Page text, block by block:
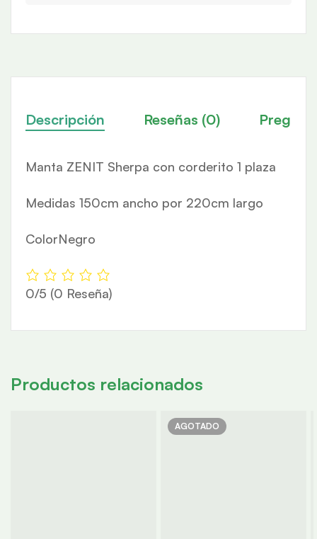
Descripción Reseñas (0)
Manta ZENIT Sherpa con corderito 1 plaza
Medidas 150cm ancho por 220cm largo
ColorNegro
0/5 (0 Reseña)
Productos relacionados
AGOTADO